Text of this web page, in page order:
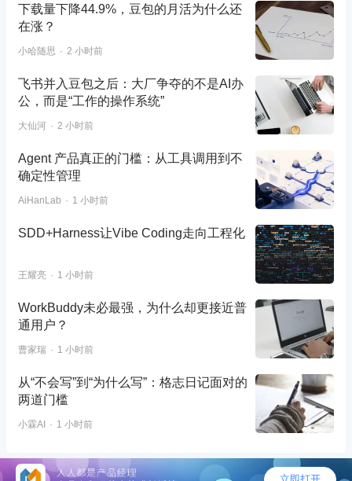
下载量下降44.9%，豆包的月活为什么还
在涨？
小哈随思 2 小时前
飞书并入豆包之后：大厂争夺的不是AI办
公，而是“工作的操作系统”
大仙河 2 小时前
Agent 产品真正的门槛：从工具调用到不
确定性管理
AiHanLab 1 小时前
SDD+Harness让Vibe Coding走向工程化
王耀亮 1 小时前
WorkBuddy未必最强，为什么却更接近普
通用户？
曹家瑞 1 小时前
从“不会写”到“为什么写”：格志日记面对的
两道门槛
小霖AI 1 小时前
©2026 - 人人都是产品经理